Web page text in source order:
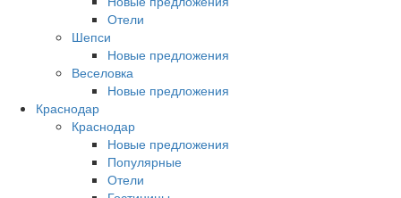
Отели
Шепси
Новые предложения
Веселовка
Новые предложения
Краснодар
Краснодар
Новые предложения
Популярные
Отели